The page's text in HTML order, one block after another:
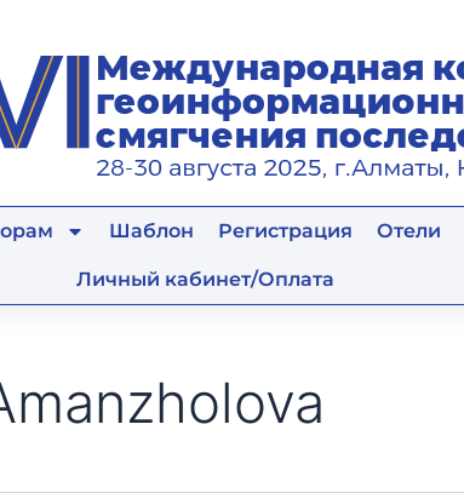
Шаблон Регистрация Отели
Личный кабинет/Оплата